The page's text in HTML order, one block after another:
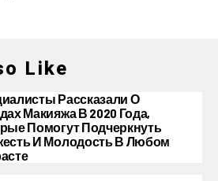
Like
Рассказали О
Макияжа В 2020 Года,
Помогут Подчеркнуть
И Молодость В Любом